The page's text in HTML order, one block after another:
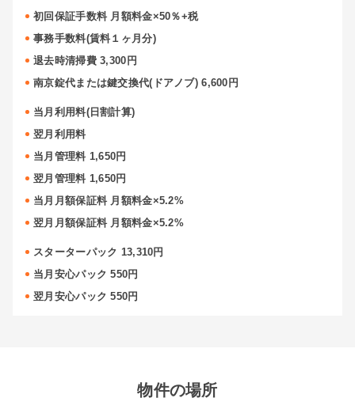
初回保証手数料 月額料金×50％+税
事務手数料(賃料１ヶ月分)
退去時清掃費 3,300円
南京錠代または鍵交換代(ドアノブ) 6,600円
当月利用料(日割計算)
翌月利用料
当月管理料 1,650円
翌月管理料 1,650円
当月月額保証料 月額料金×5.2%
翌月月額保証料 月額料金×5.2%
スターターパック 13,310円
当月安心パック 550円
翌月安心パック 550円
物件の場所